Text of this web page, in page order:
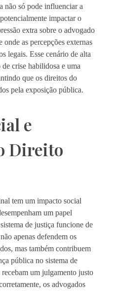
não só pode influenciar a
impactar o
extra sobre o advogado
as percepções externas
legais. Esse cenário de alta
crise habilidosa e uma
que os direitos do
pela exposição pública.
e
Direito
tem um impacto social
um papel
de justiça funcione de
apenas defendem os
mas também contribuem
pública no sistema de
um julgamento justo
os advogados